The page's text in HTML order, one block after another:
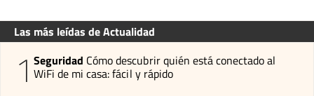
Las más leídas de Actualidad
1 Seguridad Cómo descubrir quién está conectado al
WiFi de mi casa: fácil y rápido